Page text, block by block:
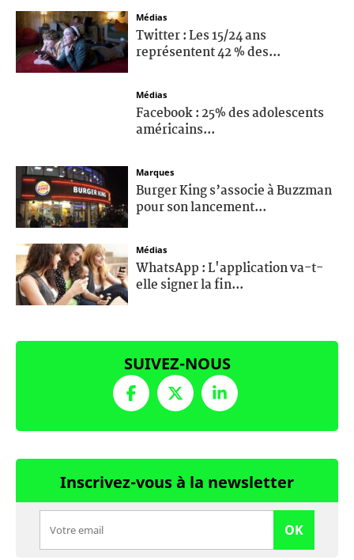
Médias
Twitter : Les 15/24 ans
représentent 42 % des...
Médias
Facebook : 25% des adolescents
américains...
Marques
Burger King s’associe à Buzzman
pour son lancement...
Médias
WhatsApp : L'application va-t-
elle signer la fin...
SUIVEZ-NOUS
Inscrivez-vous à la newsletter
OK